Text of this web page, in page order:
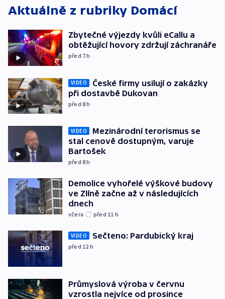
Aktuálně z rubriky Domácí
Zbytečné výjezdy kvůli eCallu a
obtěžující hovory zdržují záchranáře
před 7h
VIDEO
České firmy usilují o zakázky
při dostavbě Dukovan
před 8h
VIDEO
Mezinárodní terorismus se
stal cenově dostupným, varuje
Bartošek
před 8h
Demolice vyhořelé výškové budovy
ve Zlíně začne až v následujících
dnech
včera před 11 h
VIDEO Sečteno: Pardubický kraj
před 12 h
Průmyslová výroba v červnu
vzrostla nejvíce od prosince